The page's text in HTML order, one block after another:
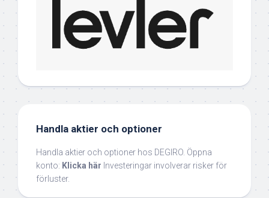
Handla aktier och optioner
Handla aktier och optioner hos DEGIRO. Öppna
konto: Klicka här Investeringar involverar risker för
förluster.